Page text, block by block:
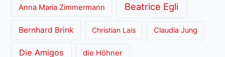
Anna Maria Zimmermann Beatrice Egli
Bernhard Brink Christian Lais Claudia Jung
Die Amigos die Höhner